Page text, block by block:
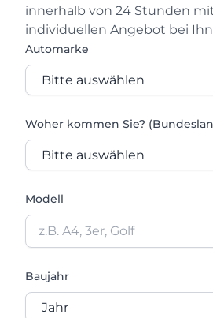
innerhalb von 24 Stunden
individuellen Angebot bei
Automarke
Woher kommen Sie?
Modell
Baujahr